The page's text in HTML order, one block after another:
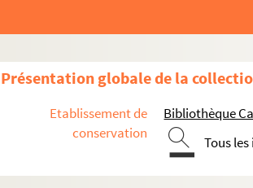
Présentation globale de la
Etablissement de
conservation
Bibliothèque
Tous
Ms_129. Recueil Séguier n° 191,
Ms_134. Note de Séguier sur la vie de
Ms_135-150. Lettres reçues par Séguier de
Ms_135. Lettres reçues par Séguier.